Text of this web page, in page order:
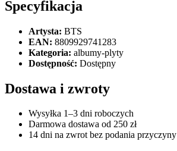
Specyfikacja
Artysta: BTS
EAN: 8809929741283
Kategoria: albumy-plyty
Dostępność: Dostępny
Dostawa i zwroty
Wysyłka 1–3 dni roboczych
Darmowa dostawa od 250 zł
14 dni na zwrot bez podania przyczyny